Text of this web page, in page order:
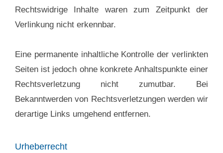
Rechtswidrige Inhalte waren zum Zeitpunkt der
Verlinkung nicht erkennbar.
Eine permanente inhaltliche Kontrolle der verlinkten
Seiten ist jedoch ohne konkrete Anhaltspunkte einer
Rechtsverletzung nicht zumutbar. Bei
Bekanntwerden von Rechtsverletzungen werden wir
derartige Links umgehend entfernen.
Urheberrecht